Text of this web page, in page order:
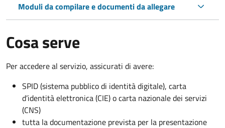
Moduli da compilare e documenti da allegare
Cosa serve
Per accedere al servizio, assicurati di avere:
SPID (sistema pubblico di identità digitale), carta
d’identità elettronica (CIE) o carta nazionale dei servizi
(CNS)
tutta la documentazione prevista per la presentazione